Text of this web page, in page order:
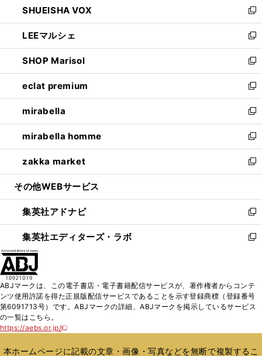
で
開
く
ド
ウ
で
開
く
ィ
ン
ド
ウ
で
開
く
い
ウ
ィ
ン
ド
ウ
で
開
く
SHUEISHA VOX
新
し
い
ウ
ィ
ン
ド
ウ
で
開
く
LEEマルシェ
新
し
い
ウ
ィ
ン
ド
ウ
で
開
く
SHOP Marisol
新
し
い
ウ
ィ
ン
ド
ウ
で
開
eclat premium
新
し
い
ウ
ィ
ン
ド
ウ
開
く
mirabella
新
し
い
ウ
ィ
ン
ウ
で
開
く
mirabella homme
新
し
い
ウ
ン
ド
ウ
で
zakka market
新
し
ウ
ィ
ン
ド
く
その他WEBサービス
集英社アドナビ
新
し
い
ド
ウ
で
集英社エディターズ・ラボ
新
ィ
ン
ド
開
ABJマークは、この電子書店・電子書籍配信サービスが、著作権者からコンテ
ンツ使用許諾を得た正規版配信サービスであることを示す登録商標（登録番号
第6091713号）です。ABJマークの詳細、ABJマークを掲示しているサービス
の一覧はこちら。
https://aebs.or.jp/
新
い
本ホームページに記載の文章・画像・写真などを無断で複製するこ